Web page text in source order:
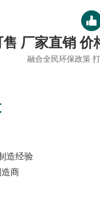
厂家直销 价
融合全民环保政策
造经验
商